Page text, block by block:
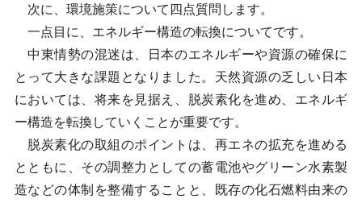
次に、環境施策について四点質問します。
一点目に、エネルギー構造の転換についてです。
中東情勢の混迷は、日本のエネルギーや資源の確保に
とって大きな課題となりました。天然資源の乏しい日本
においては、将来を見据え、脱炭素化を進め、エネルギ
ー構造を転換していくことが重要です。
脱炭素化の取組のポイントは、再エネの拡充を進める
とともに、その調整力としての蓄電池やグリーン水素製
造などの体制を整備することと、既存の化石燃料由来の